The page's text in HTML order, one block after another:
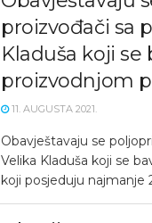
proizvođači sa
Kladuša koji
proizvodnjom
11. AUGUSTA 2021.
Obavještavaju se
Velika Kladuša koji se
koji posjeduju najmanje